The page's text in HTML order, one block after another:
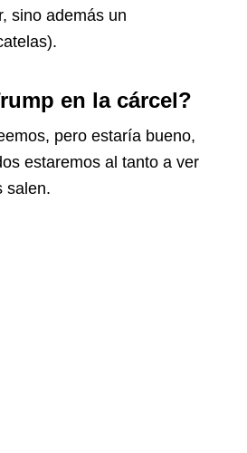
sino además un
en la cárcel?
pero estaría bueno,
estaremos al tanto a ver
salen.